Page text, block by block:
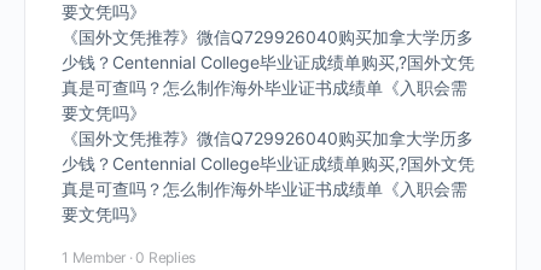
要文凭吗》
《国外文凭推荐》微信Q729926040购买加拿大学历多
少钱？Centennial College毕业证成绩单购买,?国外文凭
真是可查吗？怎么制作海外毕业证书成绩单《入职会需
要文凭吗》
《国外文凭推荐》微信Q729926040购买加拿大学历多
少钱？Centennial College毕业证成绩单购买,?国外文凭
真是可查吗？怎么制作海外毕业证书成绩单《入职会需
要文凭吗》
1 Member · 0 Replies